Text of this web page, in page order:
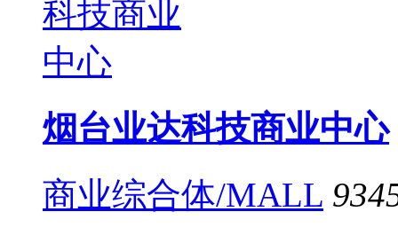
烟台业达科技商业中心
商业综合体/MALL